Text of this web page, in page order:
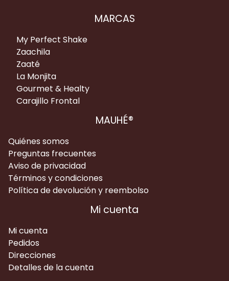
MARCAS
My Perfect Shake
Zaachila
Zaaté
La Monjita
Gourmet & Healty
Carajillo Frontal
MAUHÉ®
Quiénes somos
Preguntas frecuentes
Aviso de privacidad
Términos y condiciones
Política de devolución y reembolso
Mi cuenta
Mi cuenta
Pedidos
Direcciones
Detalles de la cuenta